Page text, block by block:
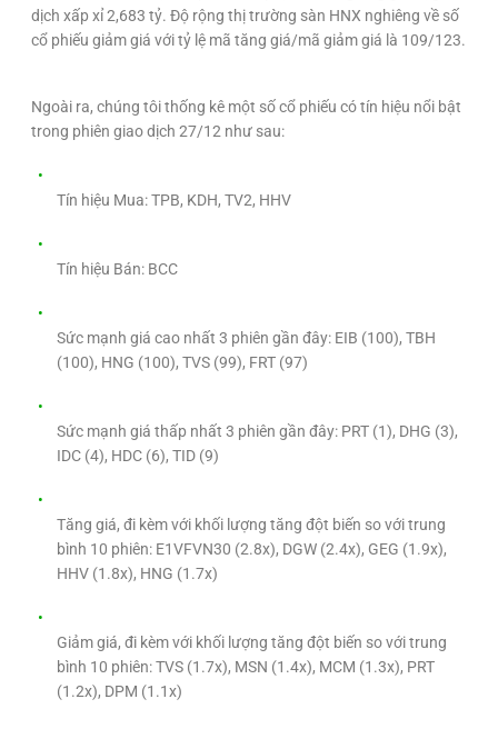
dịch xấp xỉ 2,683 tỷ. Độ rộng thị trường sàn HNX nghiêng về số
cổ phiếu giảm giá với tỷ lệ mã tăng giá/mã giảm giá là 109/123.
Ngoài ra, chúng tôi thống kê một số cổ phiếu có tín hiệu nổi bật
trong phiên giao dịch 27/12 như sau:
Tín hiệu Mua: TPB, KDH, TV2, HHV
Tín hiệu Bán: BCC
Sức mạnh giá cao nhất 3 phiên gần đây: EIB (100), TBH
(100), HNG (100), TVS (99), FRT (97)
Sức mạnh giá thấp nhất 3 phiên gần đây: PRT (1), DHG (3),
IDC (4), HDC (6), TID (9)
Tăng giá, đi kèm với khối lượng tăng đột biến so với trung
bình 10 phiên: E1VFVN30 (2.8x), DGW (2.4x), GEG (1.9x),
HHV (1.8x), HNG (1.7x)
Giảm giá, đi kèm với khối lượng tăng đột biến so với trung
bình 10 phiên: TVS (1.7x), MSN (1.4x), MCM (1.3x), PRT
(1.2x), DPM (1.1x)